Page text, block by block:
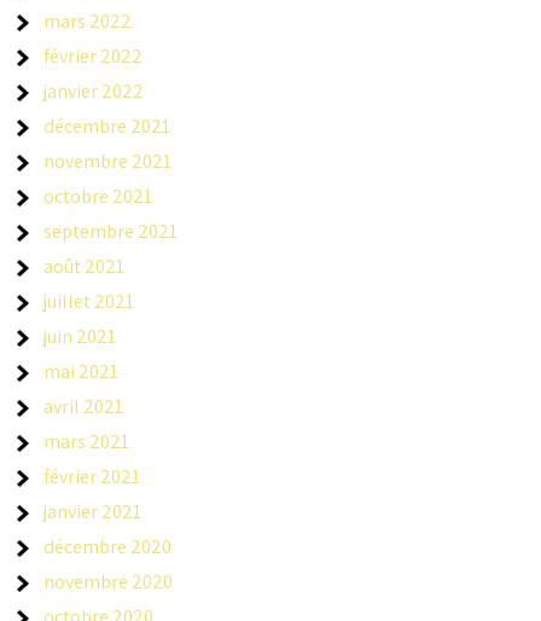
mars 2022
février 2022
janvier 2022
décembre 2021
novembre 2021
octobre 2021
septembre 2021
août 2021
juillet 2021
juin 2021
mai 2021
avril 2021
mars 2021
février 2021
janvier 2021
décembre 2020
novembre 2020